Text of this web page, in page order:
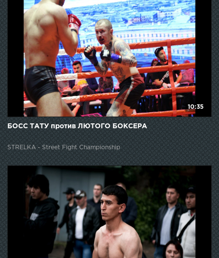
10:35
БОСС ТАТУ против ЛЮТОГО БОКСЕРА
STRELKA - Street Fight Championship